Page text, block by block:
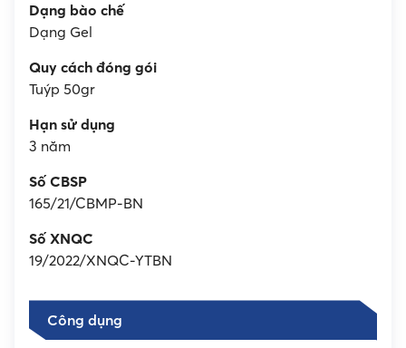
Dạng bào chế
Dạng Gel
Quy cách đóng gói
Tuýp 50gr
Hạn sử dụng
3 năm
Số CBSP
165/21/CBMP-BN
Số XNQC
19/2022/XNQC-YTBN
Công dụng